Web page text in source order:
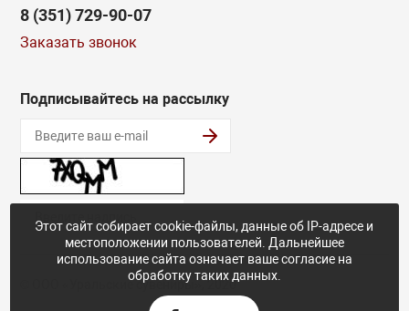
8 (351) 729-90-07
Заказать звонок
Подписывайтесь на рассылку
© ООО «Уральские сувениры», 2020
Этот сайт собирает cookie-файлы, данные об IP-адресе и
местоположении пользователей. Дальнейшее
использование сайта означает ваше согласие на
обработку таких данных.